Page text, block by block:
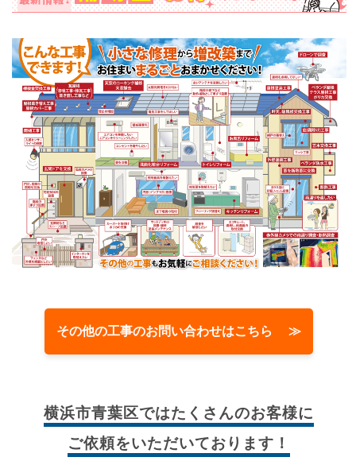
その他の工事のお問い合わせはこちら ≫
横浜市青葉区ではたくさんのお客様に
ご依頼をいただいております！